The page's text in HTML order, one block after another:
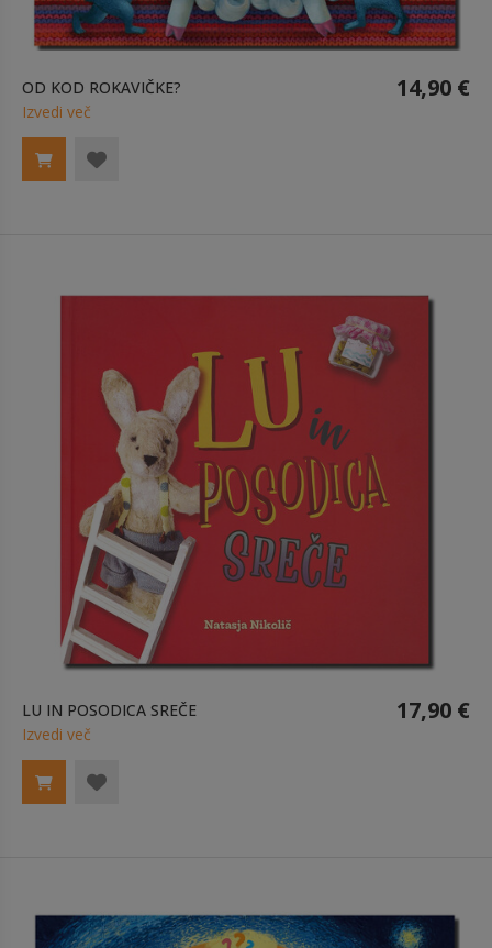
OD KOD ROKAVIČKE? 14,90 €
Izvedi več
LU IN POSODICA SREČE 17,90 €
Izvedi več